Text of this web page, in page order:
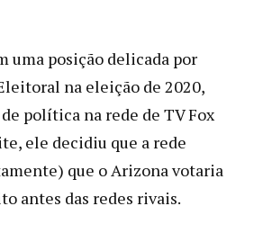
uma posição delicada por
na eleição de 2020,
política na rede de TV Fox
ele decidiu que a rede
que o Arizona votaria
antes das redes rivais.